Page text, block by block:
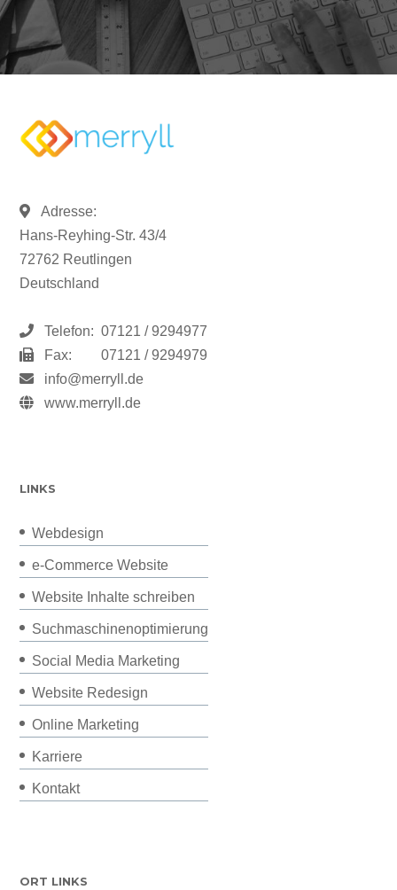
Adresse:
Hans-Reyhing-Str. 43/4
72762 Reutlingen
Deutschland
Telefon: 07121 / 9294977
Fax:
07121 / 9294979
info@merryll.de
www.merryll.de
LINKS
Webdesign
e-Commerce Website
Website Inhalte schreiben
Suchmaschinenoptimierung
Social Media Marketing
Website Redesign
Online Marketing
Karriere
Kontakt
ORT LINKS